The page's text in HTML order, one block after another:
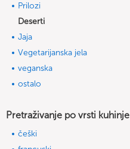
Prilozi
Deserti
Jaja
Vegetarijanska jela
veganska
ostalo
Pretraživanje po vrsti kuhinje
češki